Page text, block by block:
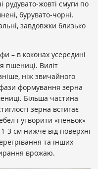
рудувато-жовті смуги по
бурувато-чорні.
завдовжки близько
– в коконах усередині
пшениці. Виліт
ніж звичайного
формування зерна
Більша частина
зерна встигає
і утворити «пеньок»
3 см нижче від поверхні
та інших
врожаю.